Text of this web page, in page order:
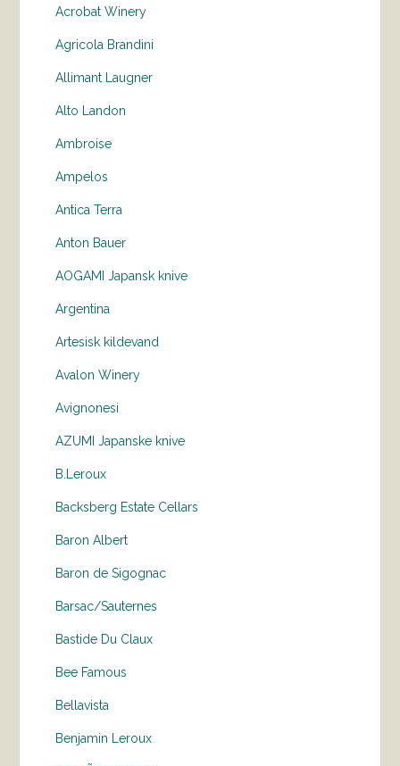
Acrobat Winery
Agricola Brandini
Allimant Laugner
Alto Landon
Ambroise
Ampelos
Antica Terra
Anton Bauer
AOGAMI Japansk knive
Argentina
Artesisk kildevand
Avalon Winery
Avignonesi
AZUMI Japanske knive
B.Leroux
Backsberg Estate Cellars
Baron Albert
Baron de Sigognac
Barsac/Sauternes
Bastide Du Claux
Bee Famous
Bellavista
Benjamin Leroux